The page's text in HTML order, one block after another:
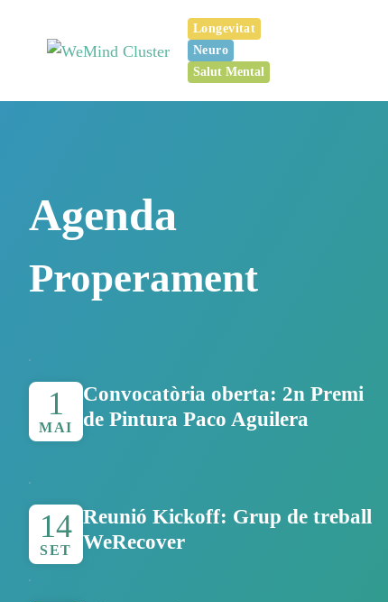
Longevitat
Neuro
Salut Mental
Agenda
Properament
1
MAI
Convocatòria oberta: 2n Premi
de Pintura Paco Aguilera
14
SET
Reunió Kickoff: Grup de treball
WeRecover